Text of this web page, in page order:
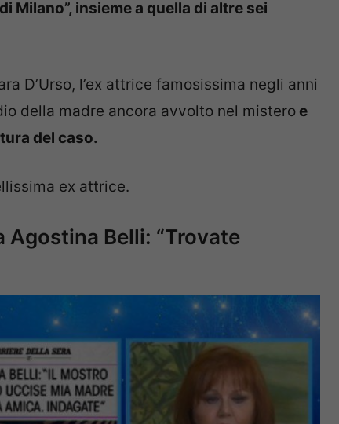
Milano”, insieme a quella di altre sei
D’Urso, l’ex attrice famosissima negli anni
della madre ancora avvolto nel mistero e
del caso.
ex attrice.
Agostina Belli: “Trovate